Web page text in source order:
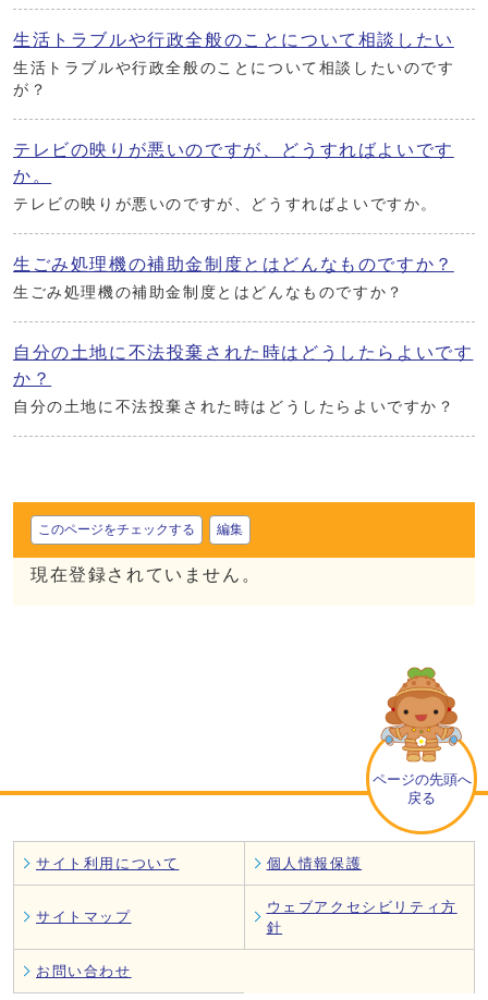
生活トラブルや行政全般のことについて相談したい
生活トラブルや行政全般のことについて相談したいのです
が？
テレビの映りが悪いのですが、どうすればよいです
か。
テレビの映りが悪いのですが、どうすればよいですか。
生ごみ処理機の補助金制度とはどんなものですか？
生ごみ処理機の補助金制度とはどんなものですか？
自分の土地に不法投棄された時はどうしたらよいです
か？
自分の土地に不法投棄された時はどうしたらよいですか？
このページをチェックする 編集
現在登録されていません。
ページの先頭へ
戻る
サイト利用について 個人情報保護
サイトマップ
ウェブアクセシビリティ方
針
お問い合わせ